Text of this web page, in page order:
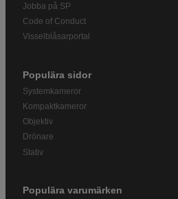
Jobba på SP
Code of Conduct
Visselblåsarportal
Populära sidor
Systemkameror
Kompaktkameror
Objektiv
Drönare
Stativ
Populära varumärken